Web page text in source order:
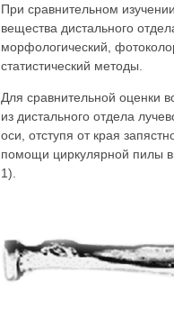
При сравнительном
вещества дистального
морфологический,
статистический методы.
Для сравнительной оценки
из дистального отдела
оси, отступя от края
помощи циркулярной пилы
1).